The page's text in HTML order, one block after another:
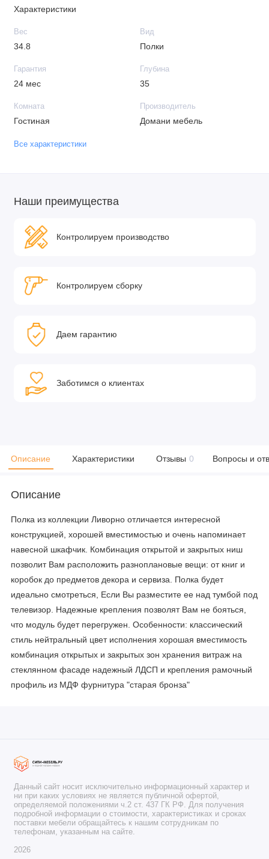
Характеристики
Вес
34.8
Вид
Полки
Гарантия
24 мес
Глубина
35
Комната
Гостиная
Производитель
Домани мебель
Все характеристики
Наши преимущества
Контролируем производство
Контролируем сборку
Даем гарантию
Заботимся о клиентах
Описание Характеристики Отзывы 0 Вопросы и
Описание
Полка из коллекции Ливорно отличается интересной
конструкцией, хорошей вместимостью и очень напоминает
навесной шкафчик. Комбинация открытой и закрытых ниш
позволит Вам расположить разноплановые вещи: от книг и
коробок до предметов декора и сервиза. Полка будет
идеально смотреться, Если Вы разместите ее над тумбой под
телевизор. Надежные крепления позволят Вам не бояться,
что модуль будет перегружен. Особенности: классический
стиль нейтральный цвет исполнения хорошая вместимость
комбинация открытых и закрытых зон хранения витраж на
стеклянном фасаде надежный ЛДСП и крепления рамочный
профиль из МДФ фурнитура "старая бронза"
Данный сайт носит исключительно информационный характер и
ни при каких условиях не является публичной офертой,
определяемой положениями ч.2 ст. 437 ГК РФ. Для получения
подробной информации о стоимости, характеристиках и сроках
поставки мебели обращайтесь к нашим сотрудникам по
телефонам, указанным на сайте.
2026